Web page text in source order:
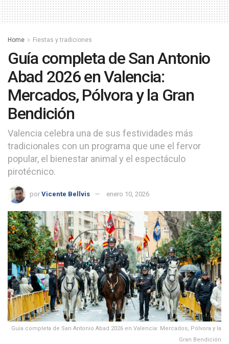
Home Fiestas y tradiciones
Guía completa de San Antonio
Abad 2026 en Valencia:
Mercados, Pólvora y la Gran
Bendición
Valencia celebra una de sus festividades más
tradicionales con un programa que une el fervor
popular, el bienestar animal y el espectáculo
pirotécnico.
por Vicente Bellvis enero 10, 2026
Guía completa de San Antonio Abad 2026 en Valencia: Mercados, Pólvora y la
Gran Bendición